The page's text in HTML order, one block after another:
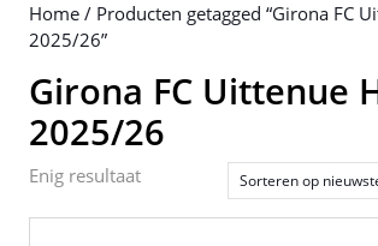
Home / Producten getagged “Girona FC
2025/26”
Girona FC Uittenue
2025/26
Enig resultaat